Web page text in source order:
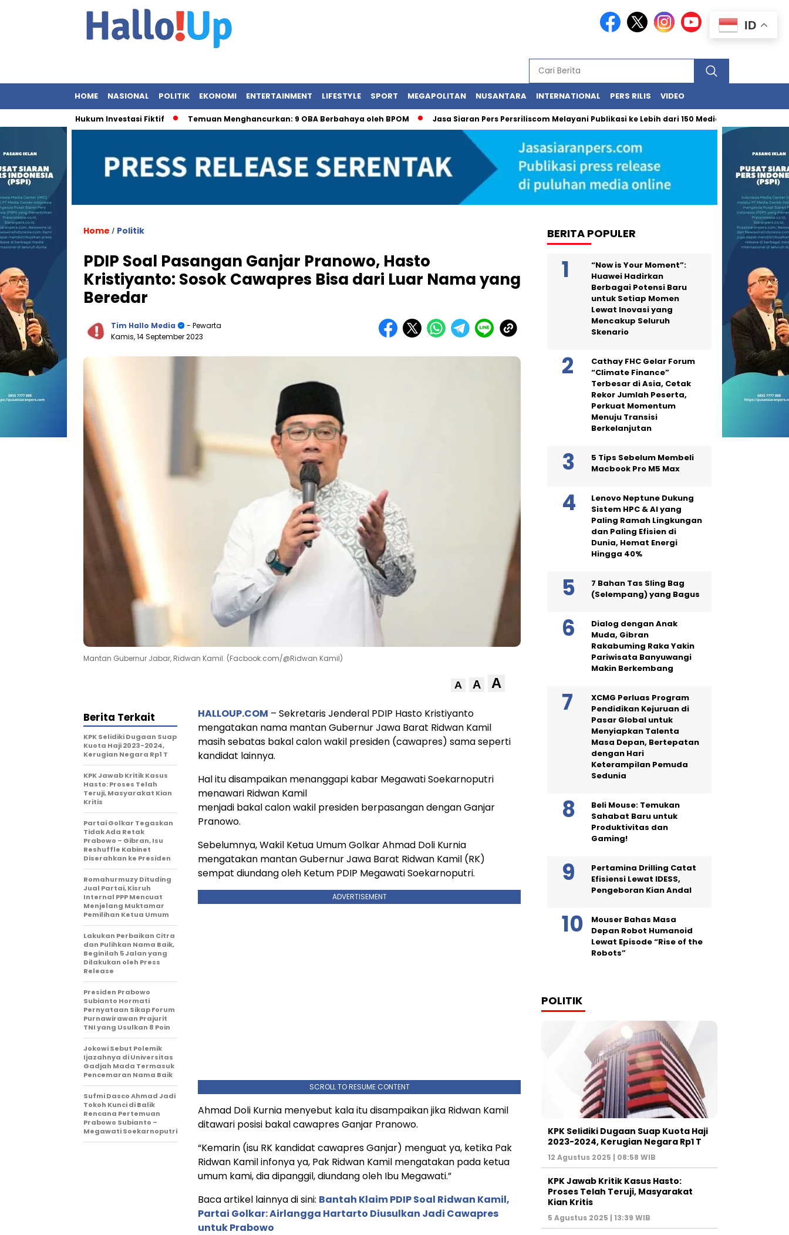
HOME NASIONAL POLITIK EKONOMI ENTERTAINMENT LIFESTYLE SPORT MEGAPOLITAN NUSANTARA INTERNATIONAL PERS RILIS VIDEO
Hukum Investasi Fiktif Temuan Menghancurkan: 9 OBA Berbahaya oleh BPOM Jasa Siaran Pers Persriliscom Melayani Publikasi ke Lebih dari 150 Media Online Berbagai
Home / Politik
PDIP Soal Pasangan Ganjar Pranowo, Hasto
Kristiyanto: Sosok Cawapres Bisa dari Luar Nama yang
Beredar
Tim Hallo Media
- Pewarta
Kamis, 14 September 2023
Mantan Gubernur Jabar, Ridwan Kamil. (Facbook.com/@Ridwan Kamil)
A A A
HALLOUP.COM – Sekretaris Jenderal PDIP Hasto Kristiyanto
mengatakan nama mantan Gubernur Jawa Barat Ridwan Kamil
masih sebatas bakal calon wakil presiden (cawapres) sama seperti
kandidat lainnya.
Hal itu disampaikan menanggapi kabar Megawati Soekarnoputri
menawari Ridwan Kamil
menjadi bakal calon wakil presiden berpasangan dengan Ganjar
Pranowo.
Sebelumnya, Wakil Ketua Umum Golkar Ahmad Doli Kurnia
mengatakan mantan Gubernur Jawa Barat Ridwan Kamil (RK)
sempat diundang oleh Ketum PDIP Megawati Soekarnoputri.
ADVERTISEMENT
SCROLL TO RESUME CONTENT
Ahmad Doli Kurnia menyebut kala itu disampaikan jika Ridwan Kamil
ditawari posisi bakal cawapres Ganjar Pranowo.
“Kemarin (isu RK kandidat cawapres Ganjar) menguat ya, ketika Pak
Ridwan Kamil infonya ya, Pak Ridwan Kamil mengatakan pada ketua
umum kami, dia dipanggil, diundang oleh Ibu Megawati.”
Baca artikel lainnya di sini: Bantah Klaim PDIP Soal Ridwan Kamil,
Partai Golkar: Airlangga Hartarto Diusulkan Jadi Cawapres
untuk Prabowo
Berita Terkait
KPK Selidiki Dugaan Suap
Kuota Haji 2023-2024,
Kerugian Negara Rp1 T
KPK Jawab Kritik Kasus
Hasto: Proses Telah
Teruji, Masyarakat Kian
Kritis
Partai Golkar Tegaskan
Tidak Ada Retak
Prabowo – Gibran, Isu
Reshuffle Kabinet
Diserahkan ke Presiden
Romahurmuzy Dituding
Jual Partai, Kisruh
Internal PPP Mencuat
Menjelang Muktamar
Pemilihan Ketua Umum
Lakukan Perbaikan Citra
dan Pulihkan Nama Baik,
Beginilah 5 Jalan yang
Dilakukan oleh Press
Release
Presiden Prabowo
Subianto Hormati
Pernyataan Sikap Forum
Purnawirawan Prajurit
TNI yang Usulkan 8 Poin
Jokowi Sebut Polemik
Ijazahnya di Universitas
Gadjah Mada Termasuk
Pencemaran Nama Baik
Sufmi Dasco Ahmad Jadi
Tokoh Kunci di Balik
Rencana Pertemuan
Prabowo Subianto –
Megawati Soekarnoputri
BERITA POPULER
“Now is Your Moment”:
Huawei Hadirkan
Berbagai Potensi Baru
untuk Setiap Momen
Lewat Inovasi yang
Mencakup Seluruh
Skenario
Cathay FHC Gelar Forum
“Climate Finance”
Terbesar di Asia, Cetak
Rekor Jumlah Peserta,
Perkuat Momentum
Menuju Transisi
Berkelanjutan
5 Tips Sebelum Membeli
Macbook Pro M5 Max
Lenovo Neptune Dukung
Sistem HPC & AI yang
Paling Ramah Lingkungan
dan Paling Efisien di
Dunia, Hemat Energi
Hingga 40%
7 Bahan Tas Sling Bag
(Selempang) yang Bagus
Dialog dengan Anak
Muda, Gibran
Rakabuming Raka Yakin
Pariwisata Banyuwangi
Makin Berkembang
XCMG Perluas Program
Pendidikan Kejuruan di
Pasar Global untuk
Menyiapkan Talenta
Masa Depan, Bertepatan
dengan Hari
Keterampilan Pemuda
Sedunia
Beli Mouse: Temukan
Sahabat Baru untuk
Produktivitas dan
Gaming!
Pertamina Drilling Catat
Efisiensi Lewat IDESS,
Pengeboran Kian Andal
Mouser Bahas Masa
Depan Robot Humanoid
Lewat Episode “Rise of the
Robots”
POLITIK
KPK Selidiki Dugaan Suap Kuota Haji
2023-2024, Kerugian Negara Rp1 T
12 Agustus 2025 | 08:58 WIB
KPK Jawab Kritik Kasus Hasto:
Proses Telah Teruji, Masyarakat
Kian Kritis
5 Agustus 2025 | 13:39 WIB
ID